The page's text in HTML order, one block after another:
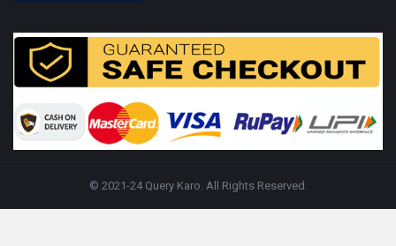
© 2021-24 Query Karo. All Rights Reserved.